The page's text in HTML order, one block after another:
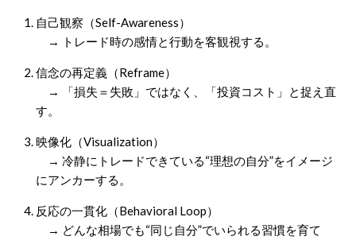
自己観察（Self-Awareness）
→ トレード時の感情と行動を客観視する。
信念の再定義（Reframe）
→ 「損失＝失敗」ではなく、「投資コスト」と捉え直
す。
映像化（Visualization）
→ 冷静にトレードできている“理想の自分”をイメージ
にアンカーする。
反応の一貫化（Behavioral Loop）
→ どんな相場でも“同じ自分”でいられる習慣を育て